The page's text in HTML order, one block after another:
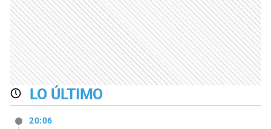
LO ÚLTIMO
20:06